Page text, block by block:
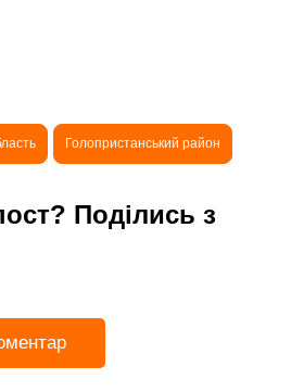
Голопристанський район
Поділись з